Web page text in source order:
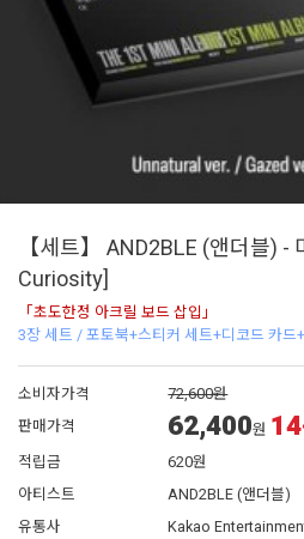
【세트】 AND2BLE (앤더블)
Curiosity]
「초도한정 아크릴 보드 삽입」
3장 세트 / 포토북+스티커 세트+디코드 카드
소비자가격
72,600원
판매가격
62,400원 14
적립금
620원
아티스트
AND2BLE (앤더블)
유통사
Kakao